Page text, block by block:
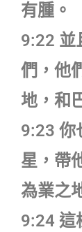
有腫。
9:22 並
們，他
地，和
9:23 你
星，帶
為業之
9:24 這